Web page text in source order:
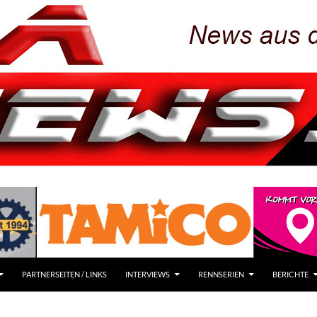
PARTNERSEITEN / LINKS INTERVIEWS RENNSERIEN BERICHTE